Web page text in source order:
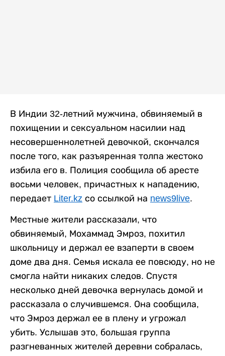
В Индии 32-летний мужчина, обвиняемый в
похищении и сексуальном насилии над
несовершеннолетней девочкой, скончался
после того, как разъяренная толпа жестоко
избила его в. Полиция сообщила об аресте
восьми человек, причастных к нападению,
передает Liter.kz со ссылкой на news9live.
Местные жители рассказали, что
обвиняемый, Мохаммад Эмроз, похитил
школьницу и держал ее взаперти в своем
доме два дня. Семья искала ее повсюду, но не
смогла найти никаких следов. Спустя
несколько дней девочка вернулась домой и
рассказала о случившемся. Она сообщила,
что Эмроз держал ее в плену и угрожал
убить. Услышав это, большая группа
разгневанных жителей деревни собралась,